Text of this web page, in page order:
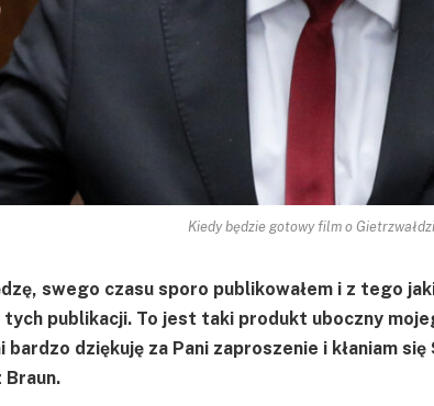
Kiedy będzie gotowy film o
swego czasu sporo publikowałem i z tego
tych publikacji. To jest taki produkt uboczny
bardzo dziękuję za Pani zaproszenie i kłaniam